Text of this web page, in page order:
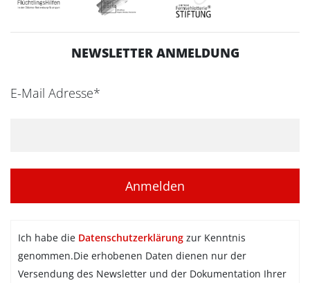
NEWSLETTER ANMELDUNG
E-Mail Adresse*
Ich habe die Datenschutzerklärung zur Kenntnis
genommen.Die erhobenen Daten dienen nur der
Versendung des Newsletter und der Dokumentation Ihrer